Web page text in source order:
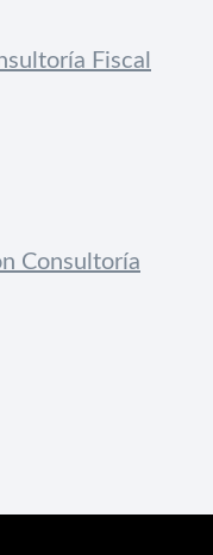
Fiscal
Consultoría